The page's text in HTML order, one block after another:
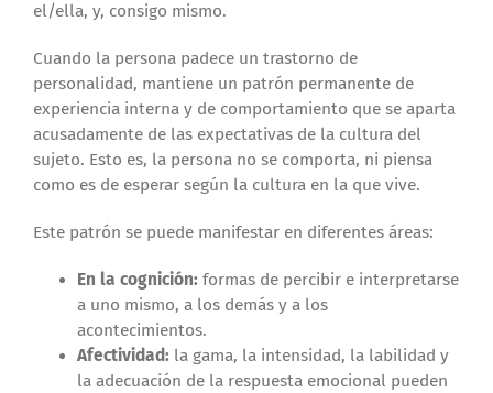
el/ella, y, consigo mismo.
Cuando la persona padece un trastorno de
personalidad, mantiene un patrón permanente de
experiencia interna y de comportamiento que se aparta
acusadamente de las expectativas de la cultura del
sujeto. Esto es, la persona no se comporta, ni piensa
como es de esperar según la cultura en la que vive.
Este patrón se puede manifestar en diferentes áreas:
En la cognición: formas de percibir e interpretarse
a uno mismo, a los demás y a los
acontecimientos.
Afectividad: la gama, la intensidad, la labilidad y
la adecuación de la respuesta emocional pueden